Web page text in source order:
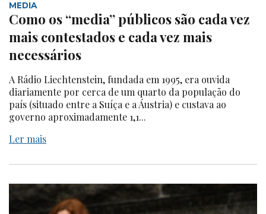
MEDIA
Como os “media” públicos são cada vez
mais contestados e cada vez mais
necessários
A Rádio Liechtenstein, fundada em 1995, era ouvida
diariamente por cerca de um quarto da população do
país (situado entre a Suíça e a Áustria) e custava ao
governo aproximadamente 1,1...
Ler mais